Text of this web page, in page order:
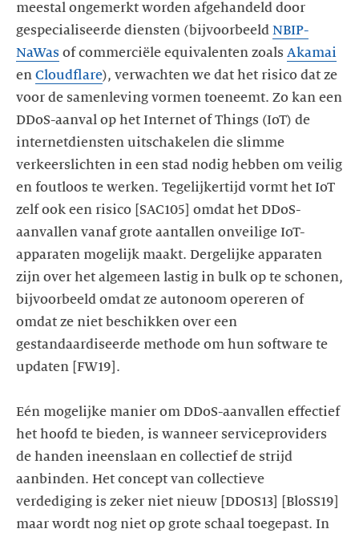
meestal ongemerkt worden afgehandeld door
gespecialiseerde diensten (bijvoorbeeld NBIP-
NaWas of commerciële equivalenten zoals Akamai
en Cloudflare), verwachten we dat het risico dat ze
voor de samenleving vormen toeneemt. Zo kan een
DDoS-aanval op het Internet of Things (IoT) de
internetdiensten uitschakelen die slimme
verkeerslichten in een stad nodig hebben om veilig
en foutloos te werken. Tegelijkertijd vormt het IoT
zelf ook een risico [SAC105] omdat het DDoS-
aanvallen vanaf grote aantallen onveilige IoT-
apparaten mogelijk maakt. Dergelijke apparaten
zijn over het algemeen lastig in bulk op te schonen,
bijvoorbeeld omdat ze autonoom opereren of
omdat ze niet beschikken over een
gestandaardiseerde methode om hun software te
updaten [FW19].
Eén mogelijke manier om DDoS-aanvallen effectief
het hoofd te bieden, is wanneer serviceproviders
de handen ineenslaan en collectief de strijd
aanbinden. Het concept van collectieve
verdediging is zeker niet nieuw [DDOS13] [BloSS19]
maar wordt nog niet op grote schaal toegepast. In